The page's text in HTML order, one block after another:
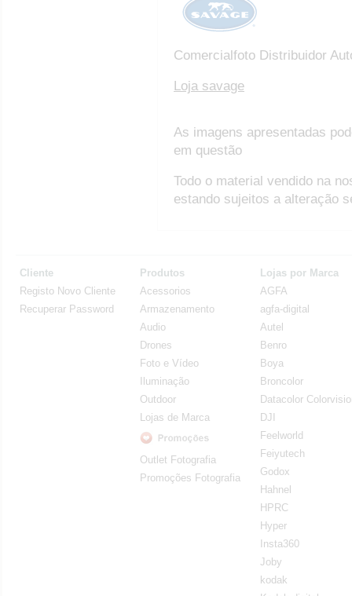
Comercialfoto Distribuidor
Loja savage
As imagens apresentadas
em questão
Todo o material vendido na
estando sujeitos a alteração
Cliente
Registo Novo Cliente
Recuperar Password
Produtos
Acessorios
Armazenamento
Audio
Drones
Foto e Vídeo
Iluminação
Outdoor
Lojas de Marca
Outlet Fotografia
Promoções Fotografia
Lojas por Marca
AGFA
agfa-digital
Autel
Benro
Boya
Broncolor
Datacolor
DJI
Feelworld
Feiyutech
Godox
Hahnel
HPRC
Hyper
Insta360
Joby
kodak